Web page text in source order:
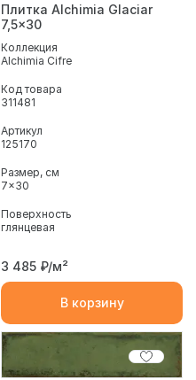
Плитка Alchimia Glaciar
7,5x30
Коллекция
Alchimia Cifre
Код товара
311481
Артикул
125170
Размер, см
7x30
Поверхность
глянцевая
3 485 ₽/м²
В корзину